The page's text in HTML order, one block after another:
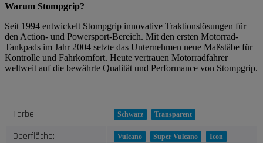
Warum Stompgrip?
Seit 1994 entwickelt Stompgrip innovative Traktionslösungen für
den Action- und Powersport-Bereich. Mit den ersten Motorrad-
Tankpads im Jahr 2004 setzte das Unternehmen neue Maßstäbe für
Kontrolle und Fahrkomfort. Heute vertrauen Motorradfahrer
weltweit auf die bewährte Qualität und Performance von Stompgrip.
Produkteigenschaft
Wert
Farbe: Schwarz Transparent
Oberfläche: Vulcano Super Vulcano Icon